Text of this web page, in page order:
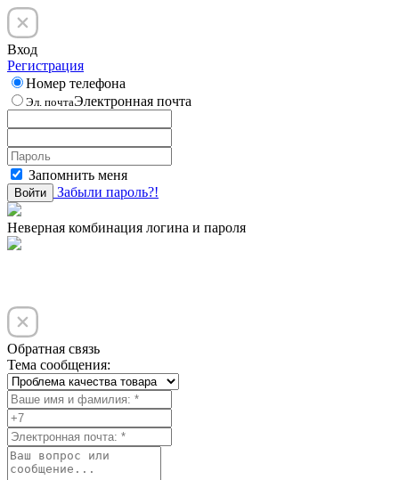
Вход
Регистрация
Номер телефона
Эл. почтаЭлектронная почта
Запомнить меня
Войти Забыли пароль?!
Неверная комбинация логина и пароля
Обратная связь
Тема сообщения: